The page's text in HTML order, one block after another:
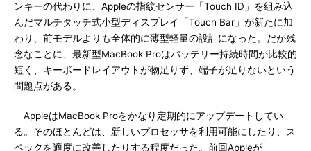
ンキーの代わりに、Appleの指紋センサー「Touch ID」を組み込
んだマルチタッチ式小型ディスプレイ「Touch Bar」が新たに加
わり、前モデルよりも全体的に薄型軽量の設計になった。だが残
念なことに、最新型MacBook Proはバッテリー持続時間が比較的
短く、キーボードレイアウトが物足りず、端子が足りないという
問題点がある。
AppleはMacBook Proをかなり定期的にアップデートしてい
る。そのほとんどは、新しいプロセッサを利用可能にしたり、ス
ペックを適度に改善したりする程度だった。前回Appleが